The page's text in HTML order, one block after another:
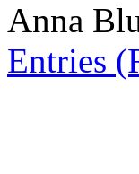
Anna
Entries